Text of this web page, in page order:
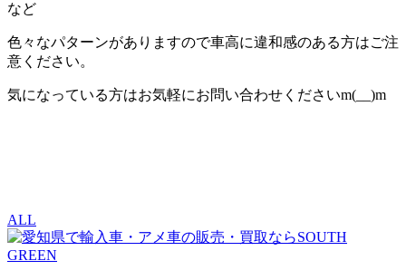
など
色々なパターンがありますので車高に違和感のある方はご注
意ください。
気になっている方はお気軽にお問い合わせくださいm(__)m
ALL